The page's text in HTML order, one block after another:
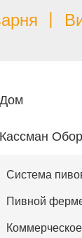
丨
Дом
Кассман
Система
Пивной